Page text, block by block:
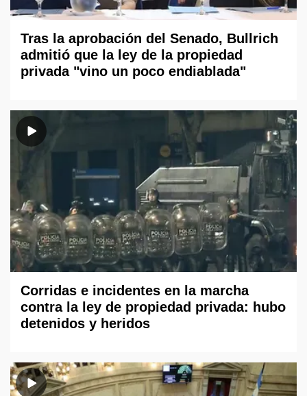
Tras la aprobación del Senado, Bullrich
admitió que la ley de la propiedad
privada "vino un poco endiablada"
Corridas e incidentes en la marcha
contra la ley de propiedad privada: hubo
detenidos y heridos